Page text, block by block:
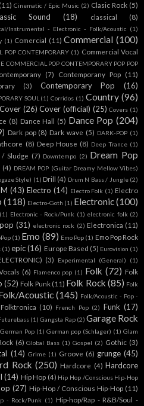
(11) Cinematic / Epic Music (2) Clasic Rock (5)
Sound (18) classical (8)
Instrumental - Electronic - Folk/Acoustic (1)
(1) Comercial (11) Commercial (100)
POP CONTEMPORARY (1) Commercial Vocal
COMMERCIAL POP CONTEMPORARY POP POP
(7) Contemporany Pop (11)
(3) Contemporary Pop
(16)
SOUL (1) Corridos (1) Country (96)
Cover (26) Cover (official) (25) Covers (1)
(8) Dance Hall (5) Dance Pop (204)
Dark pop (8) Dark wave (5) DARK-POP (1)
(8) Deep House (8) Deep Trance (1)
Sludge (7) Downtempo (2) Dream Pop
(4) DREAM POP (Guitar Dreamy Mellow Vibes)
Style) (1) Drill (4) Drum N Bass / Jungle (2)
(43) Electro (14) Electro Folk (1) Electro
(118) Electro-Goth (1) Electronic(100)
(1) Electronic - Rock/Punk (1) electronic folk (2)
(31) electronic rock (2) Electronica (11)
(1) Emo (89) Emo Pop (1) Emo Pop Rock
(1) epic (16) Europe Based (5) Eurovision (1)
(3) Experimental (General) (1)
(6) Flamenco pop (1) Folk (72) Folk
(52) Folk Punk (11) Folk Rock (85) Folk
Acoustic (145) Folk/Acoustic - Pop -
Folktronica (10) French Pop (2) Funk (17)
(1) Gangsta Rap (2) Garage Rock
German Pop (1) German pop (Schlager) (1) Glam
(6) Global Bass (1) Gospel (2) Gothic (3)
(14) Grime (1) Groove (6) grunge (45)
Rock (250) Hardcore (4) Hardcore
(14) Hip Hop (4) Hip Hop /Conscious Hip-Hop
(27) Hip-Hop / Conscious Hip-Hop (11)
- Rock/Punk (1) Hip-hop/Rap - R&B/Soul -